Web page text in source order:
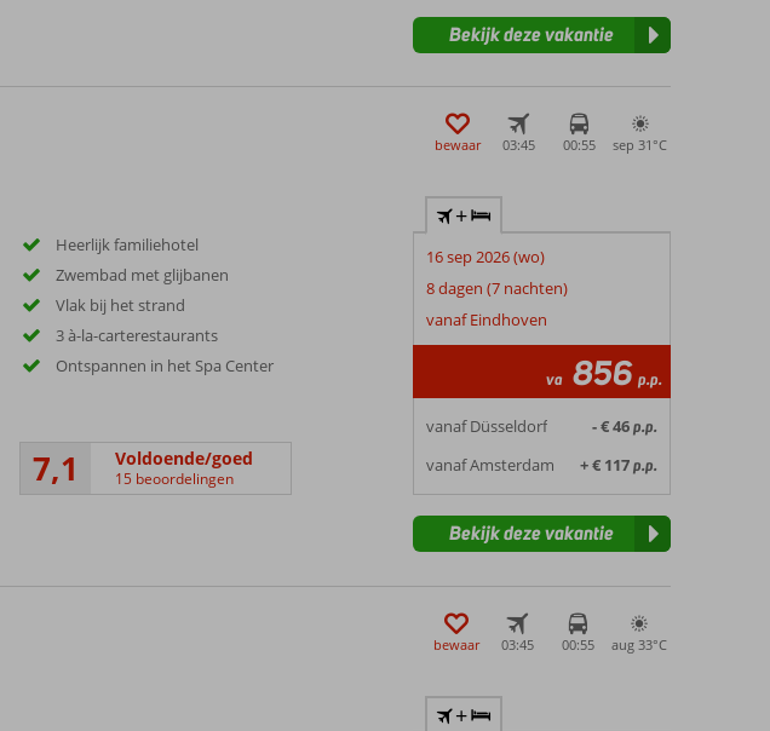
Bekijk deze vakantie
bewaar 03:45 00:55 sep 31°C
Heerlijk familiehotel
Zwembad met glijbanen
Vlak bij het strand
3 à-la-carterestaurants
Ontspannen in het Spa Center
7,1 Voldoende/goed
15 beoordelingen
+
16 sep 2026 (wo)
8 dagen (7 nachten)
vanaf Eindhoven
va 856 p.p.
vanaf Düsseldorf - € 46p.p.
vanaf Amsterdam + € 117p.p.
Bekijk deze vakantie
bewaar 03:45 00:55 aug 33°C
+